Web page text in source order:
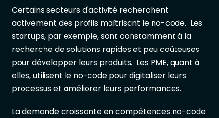
Certains secteurs d'activité recherchent
activement des profils maîtrisant le no-code. Les
startups, par exemple, sont constamment à la
recherche de solutions rapides et peu coûteuses
pour développer leurs produits. Les PME, quant à
elles, utilisent le no-code pour digitaliser leurs
processus et améliorer leurs performances.
La demande croissante en compétences no-code